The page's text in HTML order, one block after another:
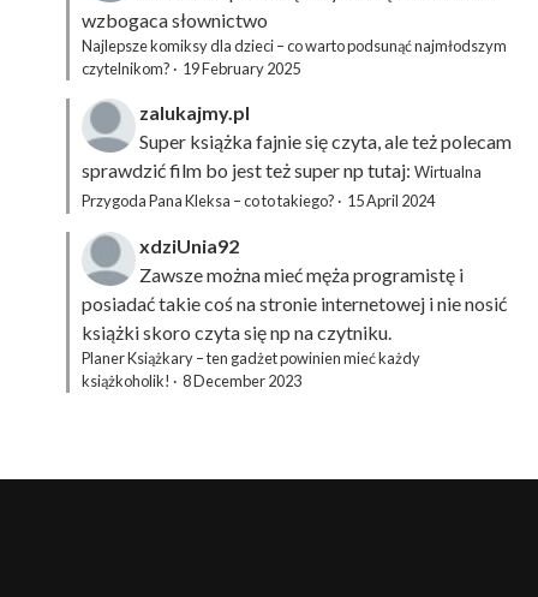
wzbogaca słownictwo
Najlepsze komiksy dla dzieci – co warto podsunąć najmłodszym
czytelnikom? · 19 February 2025
zalukajmy.pl
Super książka fajnie się czyta, ale też polecam
sprawdzić film bo jest też super np tutaj: Wirtualna
Przygoda Pana Kleksa – co to takiego? · 15 April 2024
xdziUnia92
Zawsze można mieć męża programistę i
posiadać takie coś na stronie internetowej i nie nosić
książki skoro czyta się np na czytniku.
Planer Książkary – ten gadżet powinien mieć każdy
książkoholik! · 8 December 2023